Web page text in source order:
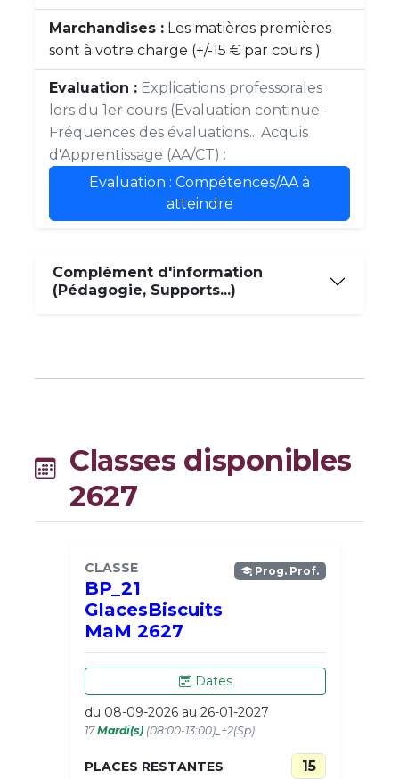
Marchandises : Les matières premières
sont à votre charge (+/-15 € par cours )
Evaluation : Explications professorales
lors du 1er cours (Evaluation continue -
Fréquences des évaluations... Acquis
d'Apprentissage (AA/CT) :
Evaluation : Compétences/AA à
atteindre
Complément d'information
(Pédagogie, Supports...)
Classes disponibles
2627
CLASSE
BP_21
GlacesBiscuits
MaM 2627
Prog. Prof.
Dates
du 08-09-2026 au 26-01-2027
17Mardi(s) (08:00-13:00)_+2(Sp)
PLACES RESTANTES 15